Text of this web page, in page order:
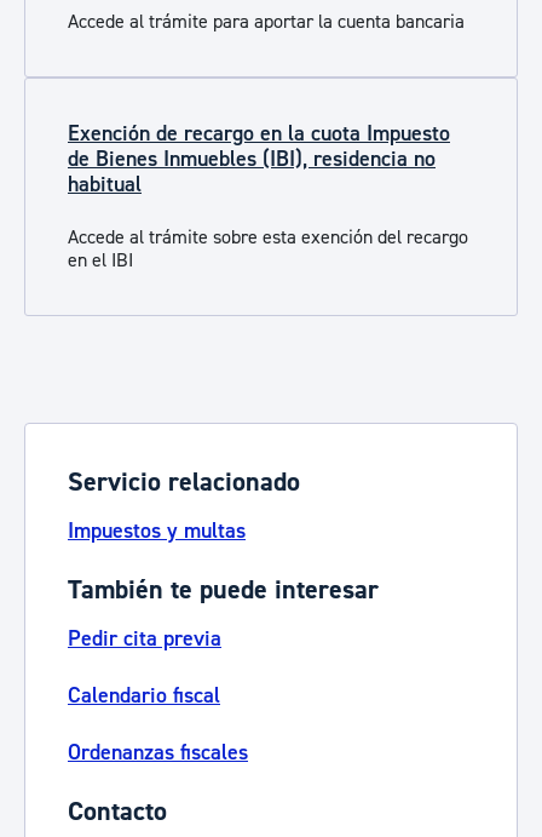
Accede al trámite para aportar la cuenta bancaria
Exención de recargo en la cuota Impuesto
de Bienes Inmuebles (IBI), residencia no
habitual
Accede al trámite sobre esta exención del recargo
en el IBI
Servicio relacionado
Impuestos y multas
También te puede interesar
Pedir cita previa
Calendario fiscal
Ordenanzas fiscales
Contacto